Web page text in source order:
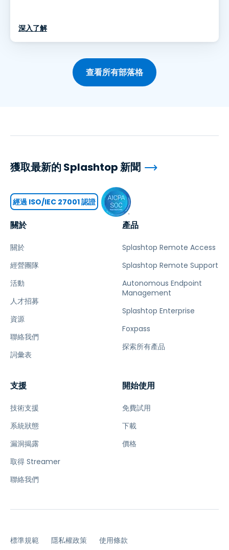
深入了解
查看所有部落格
關於
關於
經營團隊
活動
人才招募
資源
聯絡我們
詞彙表
產品
Splashtop Remote Access
Splashtop Remote Support
Autonomous Endpoint
Management
Splashtop Enterprise
Foxpass
探索所有產品
支援
技術支援
系統狀態
漏洞揭露
取得 Streamer
聯絡我們
開始使用
免費試用
下載
價格
獲取最新的 Splashtop 新聞
經過 ISO/IEC 27001 認證
標準規範 隱私權政策 使用條款